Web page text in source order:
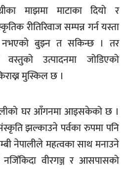
माझमा माटाका दियो र
रीतिरिवाज सम्पन्न गर्न यस्ता
बुझ्‍न त सकिन्छ । तर
उत्पादनमा जोडिएको
मुस्किल छ ।
घर आँगनमा आइसकेको छ ।
झल्काउने पर्वका रुपमा पनि
नेपालीले महत्वका साथ मनाउने
वीरगञ्ज र आसपासको